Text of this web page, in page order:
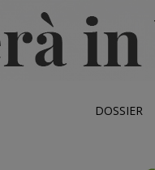
DOSSIER